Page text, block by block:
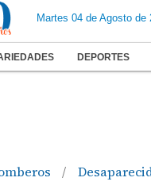
Martes 04 de Agosto de
DEPORTES
/